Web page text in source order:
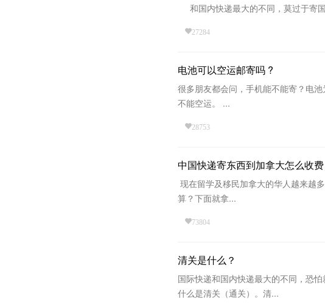
和国内快递最大的不同，莫过于寄
27284
电池可以空运邮寄吗 ?
很多朋友都会问，手机能不能寄？电
不能空运。 ...
28753
中国快递寄东西到加拿大怎么收费
现在留学及移民加拿大的华人越来越
算？下面就拿...
73804
清关是什么？
国际快递和国内快递最大的不同，恐
什么是清关（通关）。清...